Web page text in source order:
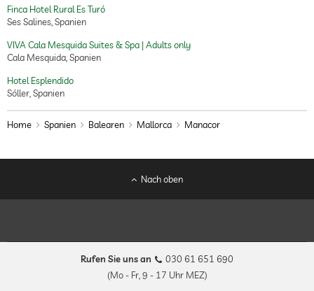
Finca Hotel Rural Es Turó
Ses Salines, Spanien
VIVA Cala Mesquida Suites & Spa | Adults only
Cala Mesquida, Spanien
Hotel Esplendido
Sóller, Spanien
Home Spanien Balearen Mallorca Manacor
Nach oben
Rufen Sie uns an
030 61 651 690
(Mo - Fr, 9 - 17 Uhr MEZ)